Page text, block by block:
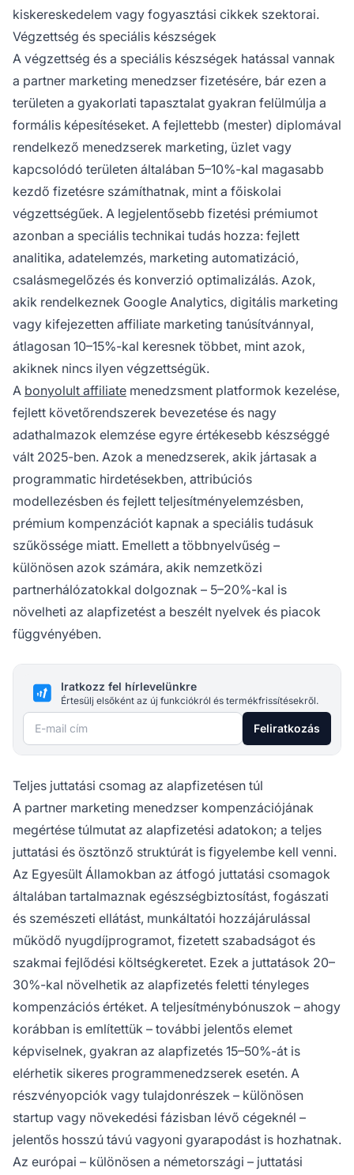
kiskereskedelem vagy fogyasztási cikkek szektorai.
Végzettség és speciális készségek
A végzettség és a speciális készségek hatással vannak
a partner marketing menedzser fizetésére, bár ezen a
területen a gyakorlati tapasztalat gyakran felülmúlja a
formális képesítéseket. A fejlettebb (mester) diplomával
rendelkező menedzserek marketing, üzlet vagy
kapcsolódó területen általában 5–10%-kal magasabb
kezdő fizetésre számíthatnak, mint a főiskolai
végzettségűek. A legjelentősebb fizetési prémiumot
azonban a speciális technikai tudás hozza: fejlett
analitika, adatelemzés, marketing automatizáció,
csalásmegelőzés és konverzió optimalizálás. Azok,
akik rendelkeznek Google Analytics, digitális marketing
vagy kifejezetten affiliate marketing tanúsítvánnyal,
átlagosan 10–15%-kal keresnek többet, mint azok,
akiknek nincs ilyen végzettségük.
A bonyolult affiliate menedzsment platformok kezelése,
fejlett követőrendszerek bevezetése és nagy
adathalmazok elemzése egyre értékesebb készséggé
vált 2025-ben. Azok a menedzserek, akik jártasak a
programmatic hirdetésekben, attribúciós
modellezésben és fejlett teljesítményelemzésben,
prémium kompenzációt kapnak a speciális tudásuk
szűkössége miatt. Emellett a többnyelvűség –
különösen azok számára, akik nemzetközi
partnerhálózatokkal dolgoznak – 5–20%-kal is
növelheti az alapfizetést a beszélt nyelvek és piacok
függvényében.
Iratkozz fel hírlevelünkre
Értesülj elsőként az új funkciókról és termékfrissítésekről.
E-mail cím Feliratkozás
Teljes juttatási csomag az alapfizetésen túl
A partner marketing menedzser kompenzációjának
megértése túlmutat az alapfizetési adatokon; a teljes
juttatási és ösztönző struktúrát is figyelembe kell venni.
Az Egyesült Államokban az átfogó juttatási csomagok
általában tartalmaznak egészségbiztosítást, fogászati
és szemészeti ellátást, munkáltatói hozzájárulással
működő nyugdíjprogramot, fizetett szabadságot és
szakmai fejlődési költségkeretet. Ezek a juttatások 20–
30%-kal növelhetik az alapfizetés feletti tényleges
kompenzációs értéket. A teljesítménybónuszok – ahogy
korábban is említettük – további jelentős elemet
képviselnek, gyakran az alapfizetés 15–50%-át is
elérhetik sikeres programmenedzserek esetén. A
részvényopciók vagy tulajdonrészek – különösen
startup vagy növekedési fázisban lévő cégeknél –
jelentős hosszú távú vagyoni gyarapodást is hozhatnak.
Az európai – különösen a németországi – juttatási